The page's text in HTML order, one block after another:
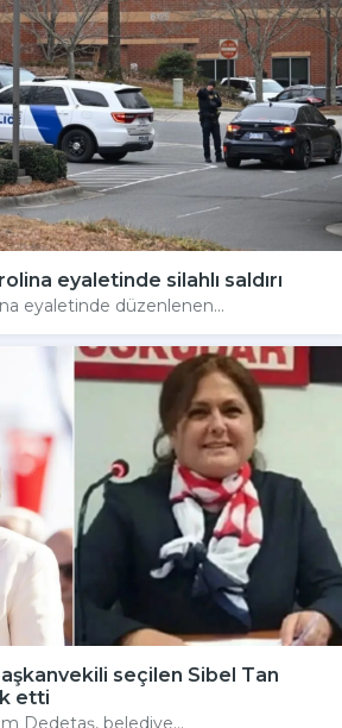
eyaletinde silahlı saldırı
eyaletinde düzenlenen...
seçilen Sibel Tan
etti
Dedetaş, belediye...